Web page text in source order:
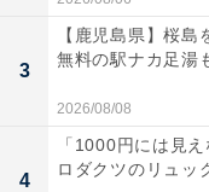
3
【鹿児島県】桜島
無料の駅ナカ足湯
2026/08/08
4
「1000円には見
ロダクツのリュッ